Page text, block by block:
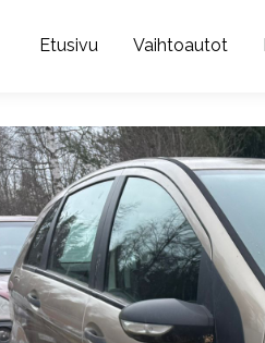
Etusivu
Vaihtoautot